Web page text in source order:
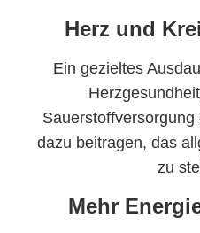
Herz und
Ein gezieltes
dazu beitragen, das
zu
Mehr